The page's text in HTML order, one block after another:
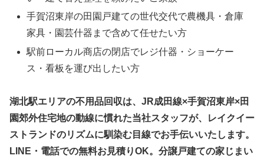
手賀沼東岸の田園戸建ての世代交代で農機具・倉庫
家具・園芸什器まで含めて任せたい方
駅前ローカル商店の閉店でレジ什器・ショーケー
ス・看板を運び出したい方
湖北駅エリアの不用品回収は、JR成田線×手賀沼東岸×田
園郊外住宅地の動線に慣れた当社スタッフが、レイクイー
ストランドのリズムに馴染む目線でお手伝いいたします。
LINE・電話での無料お見積りOK。分譲戸建ての家じまい